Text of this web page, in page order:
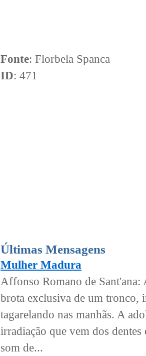
Fonte: Florbela Spanca
ID: 471
Últimas Mensagens
Mulher Madura
Affonso Romano de Sant'ana:
brota exclusiva de um tronco,
tagarelando nas manhãs. A
irradiação que vem dos
som de...